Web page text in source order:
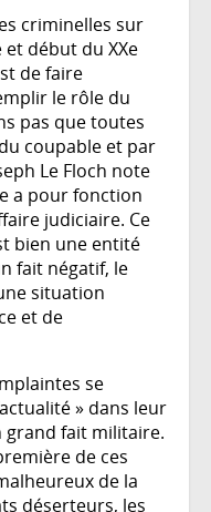
criminelles sur
et début du XXe
de faire
le rôle du
pas que toutes
coupable et par
Le Floch note
a pour fonction
judiciaire. Ce
bien une entité
fait négatif, le
situation
et de
se
» dans leur
grand fait militaire.
de ces
de la
déserteurs, les